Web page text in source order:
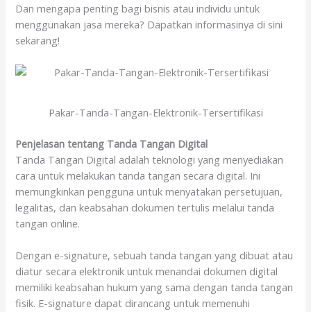
Dan mengapa penting bagi bisnis atau individu untuk
menggunakan jasa mereka? Dapatkan informasinya di sini
sekarang!
Pakar-Tanda-Tangan-Elektronik-Tersertifikasi
Penjelasan tentang Tanda Tangan Digital
Tanda Tangan Digital adalah teknologi yang menyediakan
cara untuk melakukan tanda tangan secara digital. Ini
memungkinkan pengguna untuk menyatakan persetujuan,
legalitas, dan keabsahan dokumen tertulis melalui tanda
tangan online.
Dengan e-signature, sebuah tanda tangan yang dibuat atau
diatur secara elektronik untuk menandai dokumen digital
memiliki keabsahan hukum yang sama dengan tanda tangan
fisik. E-signature dapat dirancang untuk memenuhi